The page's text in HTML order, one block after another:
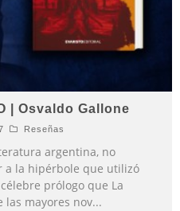
| Osvaldo Gallone
Reseñas
argentina, no
a la hipérbole que utilizó
prólogo que La
las mayores nov...